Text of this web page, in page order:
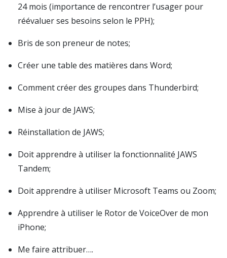
24 mois (importance de rencontrer l’usager pour
réévaluer ses besoins selon le PPH);
Bris de son preneur de notes;
Créer une table des matières dans Word;
Comment créer des groupes dans Thunderbird;
Mise à jour de JAWS;
Réinstallation de JAWS;
Doit apprendre à utiliser la fonctionnalité JAWS
Tandem;
Doit apprendre à utiliser Microsoft Teams ou Zoom;
Apprendre à utiliser le Rotor de VoiceOver de mon
iPhone;
Me faire attribuer….